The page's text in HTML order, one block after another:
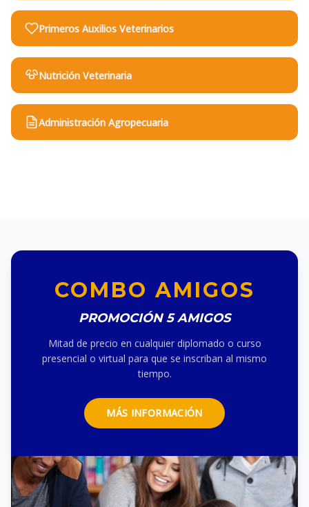
Primeros Auxilios Veterinarios
Nutrición Veterinaria
Administración Agropecuaria
COMBO AMIGOS
PROMOCIÓN 5 AMIGOS
Mitad de precio en cualquier diplomado o curso
presencial o virtual para que se inscriban al mismo
tiempo.
MÁS INFORMACIÓN